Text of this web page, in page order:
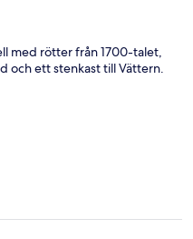
med rötter från 1700-talet,
och ett stenkast till Vättern.